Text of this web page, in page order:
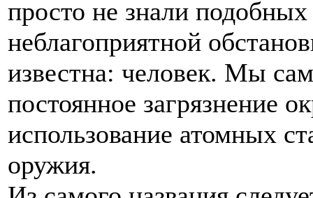
просто не знали
неблагоприятной
известна: человек. Мы
постоянное загрязнение
использование атомных
оружия.